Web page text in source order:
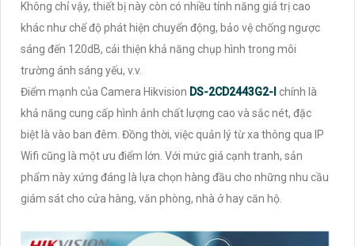
Không chỉ vậy, thiết bị này còn có nhiều tính năng giá trị cao
khác như chế độ phát hiện chuyển động, bảo vệ chống ngược
sáng đến 120dB, cải thiện khả năng chụp hình trong môi
trường ánh sáng yếu, v.v.
Điểm mạnh của Camera Hikvision DS-2CD2443G2-I chính là
khả năng cung cấp hình ảnh chất lượng cao và sắc nét, đặc
biệt là vào ban đêm. Đồng thời, việc quản lý từ xa thông qua IP
Wifi cũng là một ưu điểm lớn. Với mức giá cạnh tranh, sản
phẩm này xứng đáng là lựa chọn hàng đầu cho những nhu cầu
giám sát cho cửa hàng, văn phòng, nhà ở hay căn hộ.